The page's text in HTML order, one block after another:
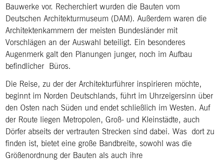
Bauwerke vor. Recherchiert wurden die Bauten vom
Deutschen Architekturmuseum (DAM). Außerdem waren die
Architektenkammern der meisten Bundesländer mit
Vorschlägen an der Auswahl beteiligt. Ein besonderes
Augenmerk galt den Planungen junger, noch im Aufbau
befindlicher Büros.
Die Reise, zu der der Architekturführer inspirieren möchte,
beginnt im Norden Deutschlands, führt im Uhrzeigersinn über
den Osten nach Süden und endet schließlich im Westen. Auf
der Route liegen Metropolen, Groß- und Kleinstädte, auch
Dörfer abseits der vertrauten Strecken sind dabei. Was dort zu
finden ist, bietet eine große Bandbreite, sowohl was die
Größenordnung der Bauten als auch ihre